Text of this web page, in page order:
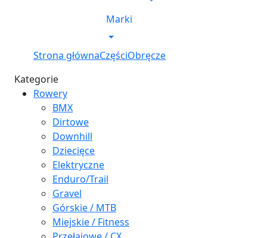
Marki
Strona głównaCzęściObręcze
Kategorie
Rowery
BMX
Dirtowe
Downhill
Dziecięce
Elektryczne
Enduro/Trail
Gravel
Górskie / MTB
Miejskie / Fitness